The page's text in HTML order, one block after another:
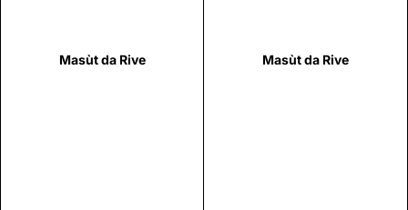
Masùt da Rive Masùt da Rive